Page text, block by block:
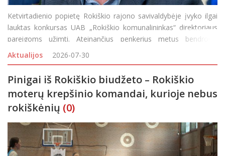
Ketvirtadienio popietę Rokiškio rajono savivaldybėje įvyko ilgai
lauktas konkursas UAB „Rokiškio komunalininkas“ direktoriaus
pareigoms užimti. Ateinančius penkerius metus bendrovei
vadovaus laikinai beveik metus jos vairą laikęs Vidmantas
Karpavičius. Nors anksčiau klaust
Aktualijos 2026-07-30
Pinigai iš Rokiškio biudžeto – Rokiškio
moterų krepšinio komandai, kurioje nebus
rokiškėnių (0)